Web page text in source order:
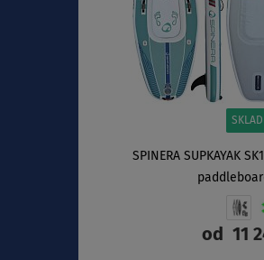
SPINERA SUPKAYAK
od 11